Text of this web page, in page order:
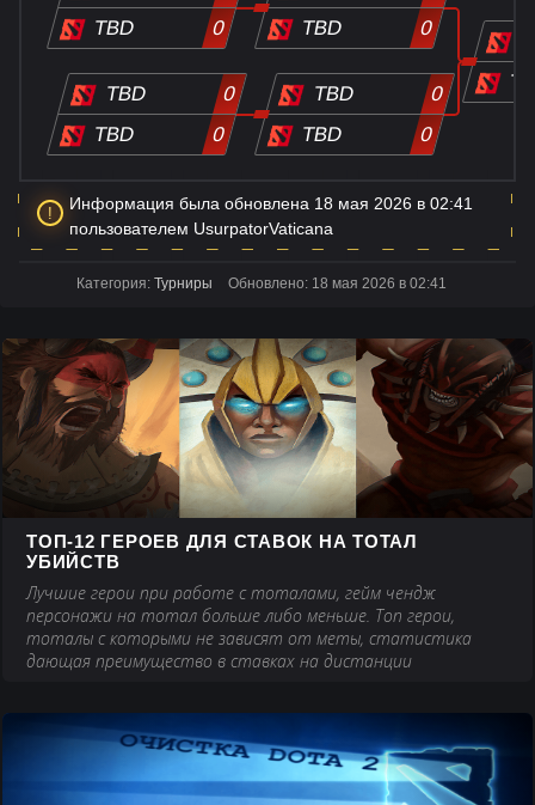
TBD
0
TBD
0
TBD
0
TBD
0
TBD
0
TBD
0
Информация была обновлена 18 мая 2026 в 02:41
пользователем UsurpatorVaticana
Категория: Турниры Обновлено: 18 мая 2026 в 02:41
ТОП-12 ГЕРОЕВ ДЛЯ СТАВОК НА ТОТАЛ
УБИЙСТВ
Лучшие герои при работе с тоталами, гейм чендж
персонажи на тотал больше либо меньше. Топ герои,
тоталы с которыми не зависят от меты, статистика
дающая преимущество в ставках на дистанции